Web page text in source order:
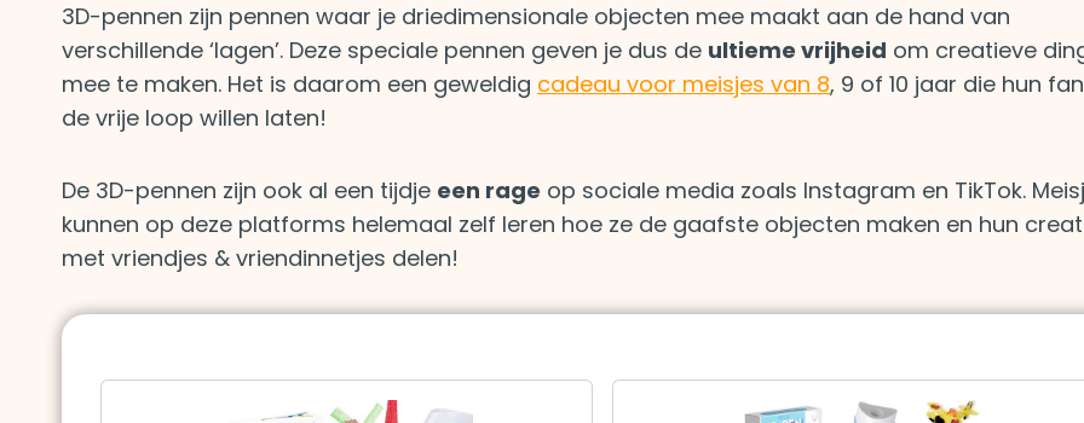
3D-pennen zijn pennen waar je driedimensionale objecten mee maakt aan de hand van
verschillende ‘lagen’. Deze speciale pennen geven je dus de ultieme vrijheid om creatieve
mee te maken. Het is daarom een geweldig cadeau voor meisjes van 8, 9 of 10 jaar die hun
de vrije loop willen laten!
De 3D-pennen zijn ook al een tijdje een rage op sociale media zoals Instagram en TikTok.
kunnen op deze platforms helemaal zelf leren hoe ze de gaafste objecten maken en hun
met vriendjes & vriendinnetjes delen!